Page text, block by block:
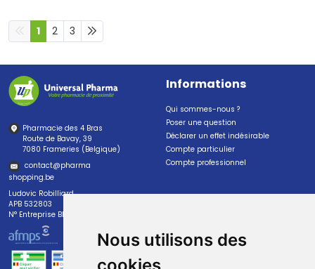
Nous utilisons des
1 2 3
Pharmacie des 4 Bras
Route de Bavay, 39
7080 Frameries (Belgique)
contact@pharma
shopping.be
Ludovic Robilliard
APB 532803
N° Entreprise BE0447.382.113
Informations
Qui sommes-nous ?
Poser une question
Déclarer un effet indésirable
Compte particulier
Compte professionnel